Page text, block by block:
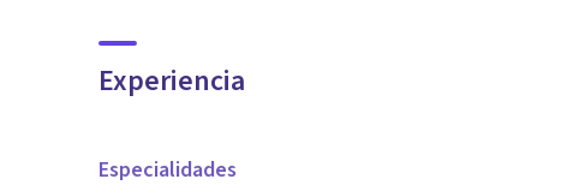
Experiencia
Especialidades